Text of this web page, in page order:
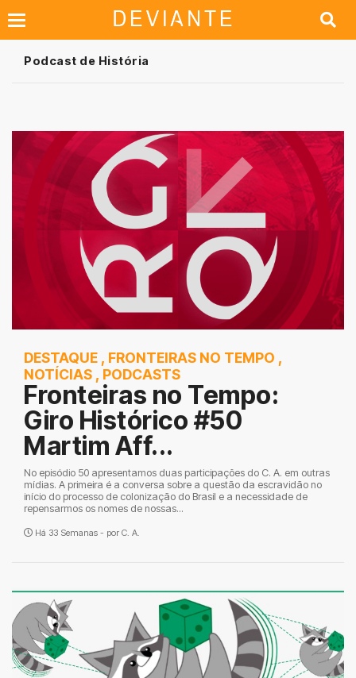
Podcast de História
DESTAQUE , FRONTEIRAS NO TEMPO ,
NOTÍCIAS , PODCASTS
Fronteiras no Tempo:
Giro Histórico #50
Martim Aff...
No episódio 50 apresentamos duas participações do C. A. em outras
mídias. A primeira é a conversa sobre a questão da escravidão no
início do processo de colonização do Brasil e a necessidade de
repensarmos os nomes de nossas...
Há 33 Semanas - por C. A.